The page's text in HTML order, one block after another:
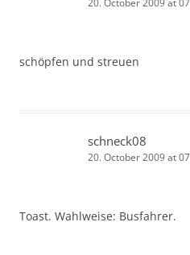
20. October 2009 at
schöpfen und streuen
schneck08
20. October 2009 at
Toast. Wahlweise: Busfahrer.